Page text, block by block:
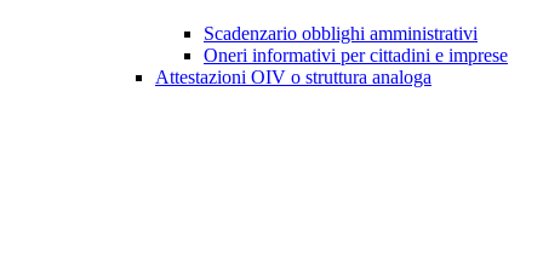
Scadenzario obblighi amministrativi
Oneri informativi per cittadini e imprese
Attestazioni OIV o struttura analoga